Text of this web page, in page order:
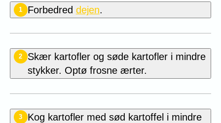
1 Forbedred dejen.
2
Skær kartofler og søde kartofler i mindre
stykker. Optø frosne ærter.
3
Kog kartofler med sød kartoffel i mindre